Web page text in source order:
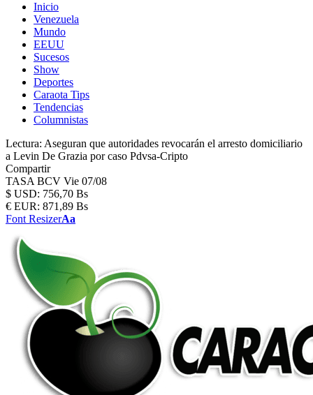
Inicio
Venezuela
Mundo
EEUU
Sucesos
Show
Deportes
Caraota Tips
Tendencias
Columnistas
Lectura: Aseguran que autoridades revocarán el arresto domiciliario
a Levin De Grazia por caso Pdvsa-Cripto
Compartir
TASA BCV Vie 07/08
$ USD: 756,70 Bs
€ EUR: 871,89 Bs
Font ResizerAa